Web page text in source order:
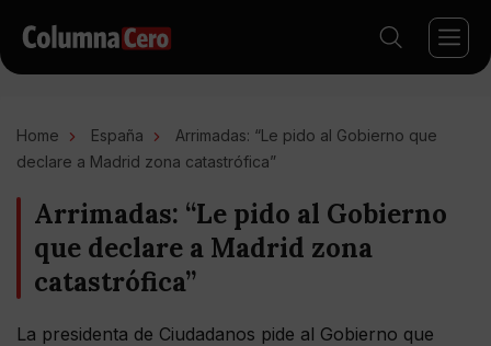
Home España
Arrimadas: “Le pido al Gobierno que
declare a Madrid zona catastrófica”
Arrimadas: “Le pido al Gobierno
que declare a Madrid zona
catastrófica”
La presidenta de Ciudadanos pide al Gobierno que